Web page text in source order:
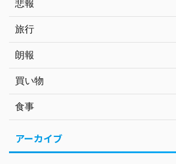
悲報
旅行
朗報
買い物
食事
アーカイブ